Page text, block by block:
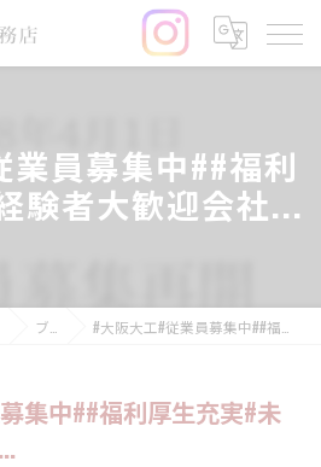
業員募集中##福利
験者大歓迎会社...
ブログ #大阪大工#従業員募集中##福利厚生充実#未経験者大歓迎会社...
集中##福利厚生充実#未